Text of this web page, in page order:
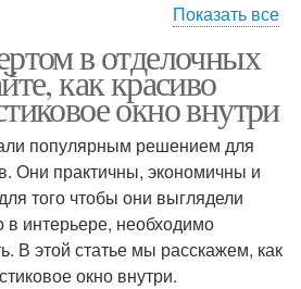
работам
Отделочные работы
Показать все
в отделочных
как красиво
окно внутри
популярным решением для
Они практичны, экономичны и
того чтобы они выглядели
в интерьере, необходимо
В этой статье мы расскажем, как
окно внутри.